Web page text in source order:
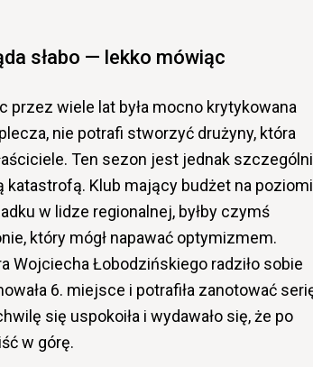
słabo — lekko mówiąc
przez wiele lat była mocno krytykowana
nie potrafi stworzyć drużyny, która
Ten sezon jest jednak
katastrofą. Klub mający budżet na
w lidze regionalnej, byłby czymś
który mógł napawać optymizmem.
Wojciecha Łobodzińskiego radziło sobie
6. miejsce i potrafiła zanotować
się uspokoiła i wydawało się, że po
w górę.